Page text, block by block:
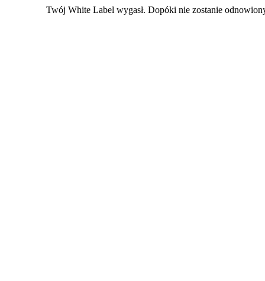
Twój White Label wygasł. Dopóki nie zostanie